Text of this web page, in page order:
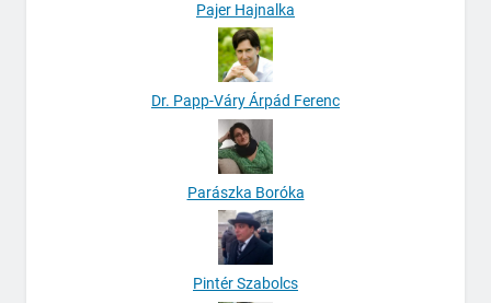
Pajer Hajnalka
Dr. Papp-Váry Árpád Ferenc
Parászka Boróka
Pintér Szabolcs